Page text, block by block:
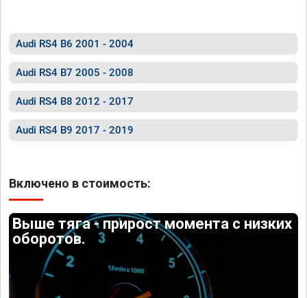
Audi RS4 B6 2001 - 2004
Audi RS4 B7 2005 - 2008
Audi RS4 B8 2012 - 2017
Audi RS4 B9 2017 - 2019
Включено в стоимость:
Выше тяга - прирост момента с низких
оборотов.